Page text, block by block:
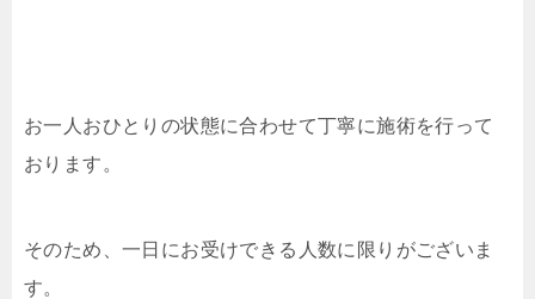
お一人おひとりの状態に合わせて丁寧に施術を行って
おります。
そのため、一日にお受けできる人数に限りがございま
す。